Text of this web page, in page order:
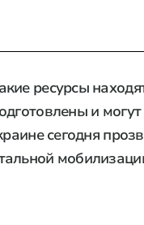
ресурсы
и
сегодня